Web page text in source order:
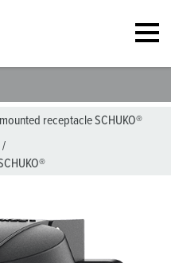
receptacle SCHUKO®
/